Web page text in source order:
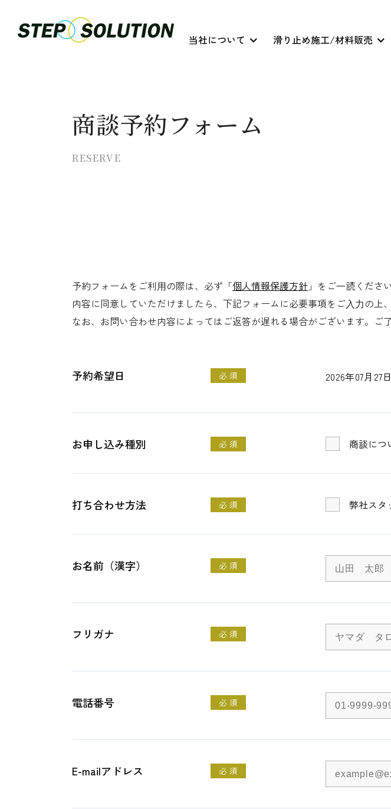
当社について 滑り止め施工/材料販売
商談予約フォーム
RESERVE
予約フォームをご利⽤の際は、必ず「個人情報保護方針 」をご⼀読ください
内容に同意していただけましたら、下記フォームに必要事項をご⼊⼒の上
なお、お問い合わせ内容によってはご返答が遅れる場合がございます。ご
予約希望日 必 須 2026年07月27日
お申し込み種別 必 須 商談につ
打ち合わせ方法 必 須 弊社スタ
お名前（漢字） 必 須
フリガナ 必 須
電話番号 必 須
E-mailアドレス 必 須